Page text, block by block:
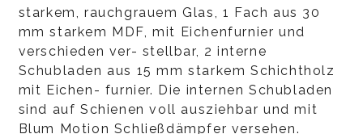
starkem, rauchgrauem Glas, 1 Fach aus 30
mm starkem MDF, mit Eichenfurnier und
verschieden ver- stellbar, 2 interne
Schubladen aus 15 mm starkem Schichtholz
mit Eichen- furnier. Die internen Schubladen
sind auf Schienen voll ausziehbar und mit
Blum Motion Schließdämpfer versehen.